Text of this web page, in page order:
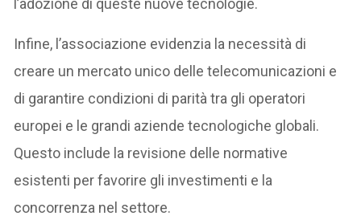
Infine, l’associazione evidenzia la necessità di
creare un mercato unico delle telecomunicazioni e
di garantire condizioni di parità tra gli operatori
europei e le grandi aziende tecnologiche globali.
Questo include la revisione delle normative
esistenti per favorire gli investimenti e la
concorrenza nel settore. ​